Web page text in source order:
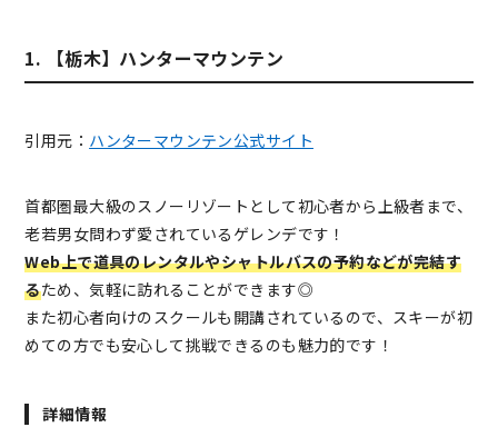
1. 【栃木】ハンターマウンテン
引用元： ハンターマウンテン公式サイト
首都圏最大級のスノーリゾートとして初心者から上級者まで、
老若男女問わず愛されているゲレンデです！
Web上で道具のレンタルやシャトルバスの予約などが完結す
るため、気軽に訪れることができます◎
また初心者向けのスクールも開講されているので、スキーが初
めての方でも安心して挑戦できるのも魅力的です！
詳細情報